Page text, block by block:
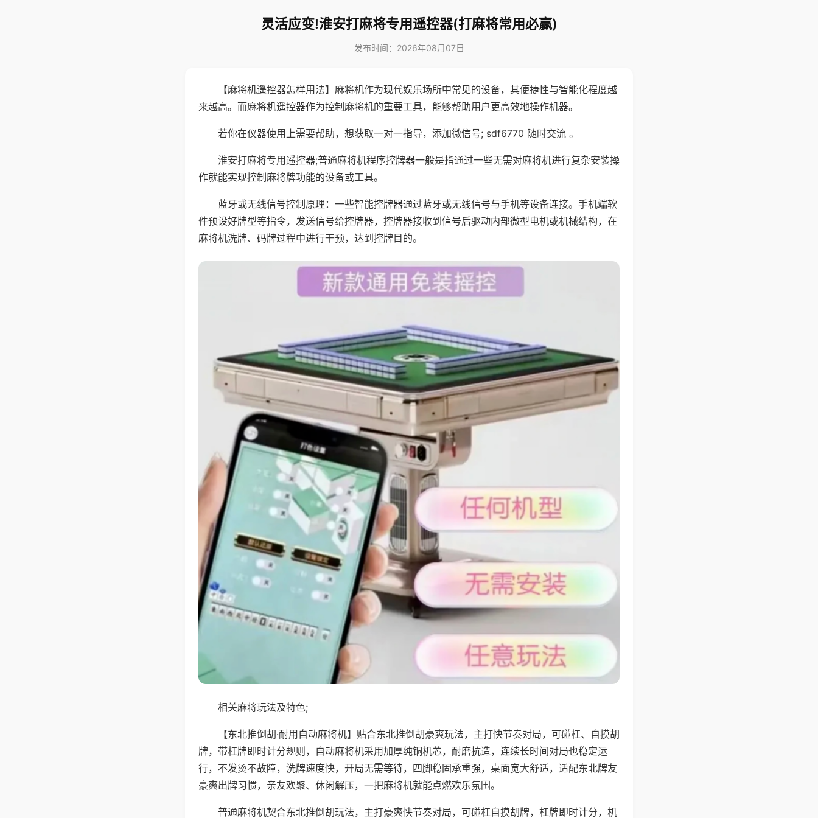
灵活应变!淮安打麻将专用遥控器(打麻将常用必赢)
发布时间：2026年08月07日
【麻将机遥控器怎样用法】麻将机作为现代娱乐场所中常见的设备，其便捷性与智能化程度越
来越高。而麻将机遥控器作为控制麻将机的重要工具，能够帮助用户更高效地操作机器。
若你在仪器使用上需要帮助，想获取一对一指导，添加微信号; sdf6770 随时交流 。
淮安打麻将专用遥控器;普通麻将机程序控牌器一般是指通过一些无需对麻将机进行复杂安装操
作就能实现控制麻将牌功能的设备或工具。
蓝牙或无线信号控制原理：一些智能控牌器通过蓝牙或无线信号与手机等设备连接。手机端软
件预设好牌型等指令，发送信号给控牌器，控牌器接收到信号后驱动内部微型电机或机械结构，在
麻将机洗牌、码牌过程中进行干预，达到控牌目的。
相关麻将玩法及特色;
【东北推倒胡·耐用自动麻将机】贴合东北推倒胡豪爽玩法，主打快节奏对局，可碰杠、自摸胡
牌，带杠牌即时计分规则，自动麻将机采用加厚纯铜机芯，耐磨抗造，连续长时间对局也稳定运
行，不发烫不故障，洗牌速度快，开局无需等待，四脚稳固承重强，桌面宽大舒适，适配东北牌友
豪爽出牌习惯，亲友欢聚、休闲解压，一把麻将机就能点燃欢乐氛围。
普通麻将机契合东北推倒胡玩法，主打豪爽快节奏对局，可碰杠自摸胡牌，杠牌即时计分，机